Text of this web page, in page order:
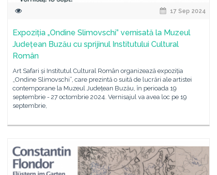
17 Sep 2024
Expoziția „Ondine Slimovschi” vernisată la Muzeul
Județean Buzău cu sprijinul Institutului Cultural
Român
Art Safari și Institutul Cultural Român organizează expoziția
„Ondine Slimovschi”, care prezintă o suită de lucrări ale artistei
contemporane la Muzeul Județean Buzău, în perioada 19
septembrie - 27 octombrie 2024. Vernisajul va avea loc pe 19
septembrie,